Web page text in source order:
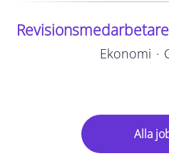
Ekonomi ·
Alla